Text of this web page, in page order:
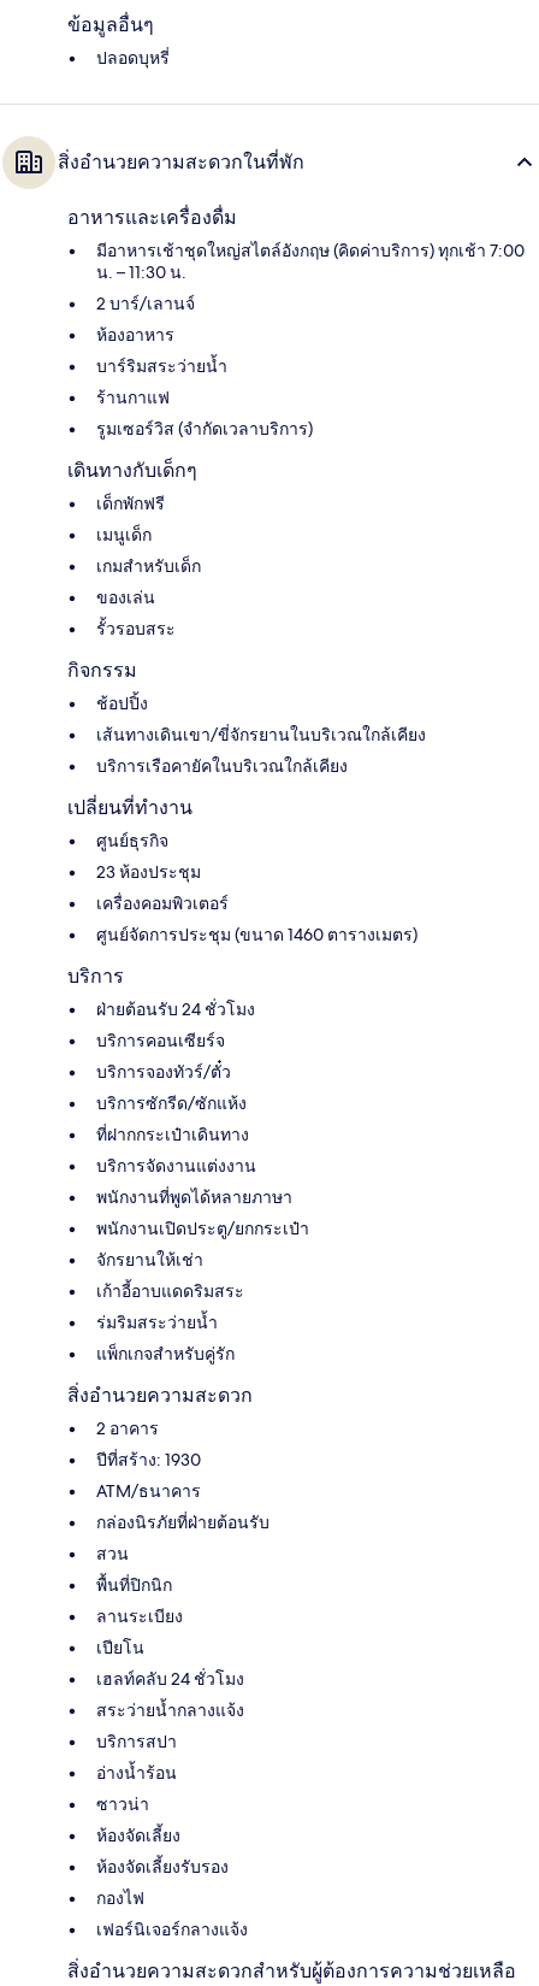
ข้อมูลอื่นๆ
ปลอดบุหรี่
สิ่งอำนวยความสะดวกในที่พัก
อาหารและเครื่องดื่ม
มีอาหารเช้าชุดใหญ่สไตล์อังกฤษ (คิดค่าบริการ) ทุกเช้า 7:00
น. – 11:30 น.
2 บาร์/เลานจ์
ห้องอาหาร
บาร์ริมสระว่ายน้ำ
ร้านกาแฟ
รูมเซอร์วิส (จำกัดเวลาบริการ)
เดินทางกับเด็กๆ
เด็กพักฟรี
เมนูเด็ก
เกมสำหรับเด็ก
ของเล่น
รั้วรอบสระ
กิจกรรม
ช้อปปิ้ง
เส้นทางเดินเขา/ขี่จักรยานในบริเวณใกล้เคียง
บริการเรือคายัคในบริเวณใกล้เคียง
เปลี่ยนที่ทำงาน
ศูนย์ธุรกิจ
23 ห้องประชุม
เครื่องคอมพิวเตอร์
ศูนย์จัดการประชุม (ขนาด 1460 ตารางเมตร)
บริการ
ฝ่ายต้อนรับ 24 ชั่วโมง
บริการคอนเซียร์จ
บริการจองทัวร์/ตั๋ว
บริการซักรีด/ซักแห้ง
ที่ฝากกระเป๋าเดินทาง
บริการจัดงานแต่งงาน
พนักงานที่พูดได้หลายภาษา
พนักงานเปิดประตู/ยกกระเป๋า
จักรยานให้เช่า
เก้าอี้อาบแดดริมสระ
ร่มริมสระว่ายน้ำ
แพ็กเกจสำหรับคู่รัก
สิ่งอำนวยความสะดวก
2 อาคาร
ปีที่สร้าง: 1930
ATM/ธนาคาร
กล่องนิรภัยที่ฝ่ายต้อนรับ
สวน
พื้นที่ปิกนิก
ลานระเบียง
เปียโน
เฮลท์คลับ 24 ชั่วโมง
สระว่ายน้ำกลางแจ้ง
บริการสปา
อ่างน้ำร้อน
ซาวน่า
ห้องจัดเลี้ยง
ห้องจัดเลี้ยงรับรอง
กองไฟ
เฟอร์นิเจอร์กลางแจ้ง
สิ่งอำนวยความสะดวกสำหรับผู้ต้องการความช่วยเหลือ